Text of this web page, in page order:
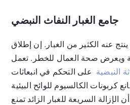
جامع الغبار النفاث النبضي
عنه الكثير من الغبار. إن إطلاق
ويعرض صحة العمال للخطر. تعمل
النبضية على التحكم في انبعاثات
كربونات الكالسيوم للوائح البيئية
الإزالة السريعة للغبار الزائد تمنع